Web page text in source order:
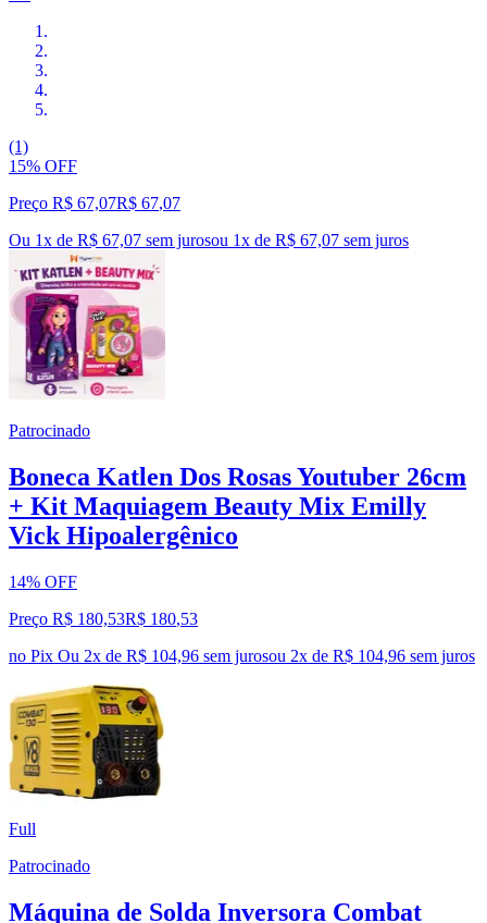
(1)
15% OFF
Preço R$ 67,07R$ 67,07
Ou 1x de R$ 67,07 sem jurosou 1x de R$ 67,07 sem juros
Patrocinado
Boneca Katlen Dos Rosas Youtuber 26cm
+ Kit Maquiagem Beauty Mix Emilly
Vick Hipoalergênico
14% OFF
Preço R$ 180,53R$ 180,53
no Pix Ou 2x de R$ 104,96 sem jurosou 2x de R$ 104,96 sem juros
Full
Patrocinado
Máquina de Solda Inversora Combat